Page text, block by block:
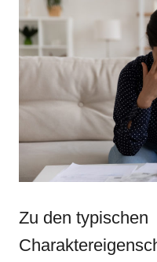
Zu den typischen